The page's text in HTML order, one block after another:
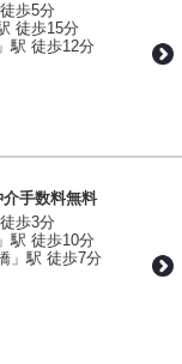
歩5分
徒歩15分
駅 徒歩12分
手数料無料
歩3分
駅 徒歩10分
」駅 徒歩7分